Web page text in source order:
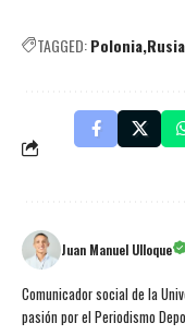
TAGGED:Polonia
Juan Manuel Ulloque
Comunicador social de la
pasión por el Periodismo